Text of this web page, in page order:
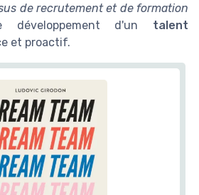
de recrutement et de formation
développement d'un talent
et proactif.